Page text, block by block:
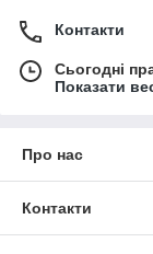
Контакти
Сьогодні
Показати
Про нас
Контакти